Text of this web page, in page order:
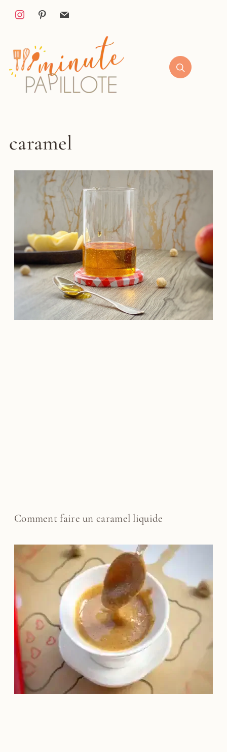
caramel
Comment faire un caramel liquide